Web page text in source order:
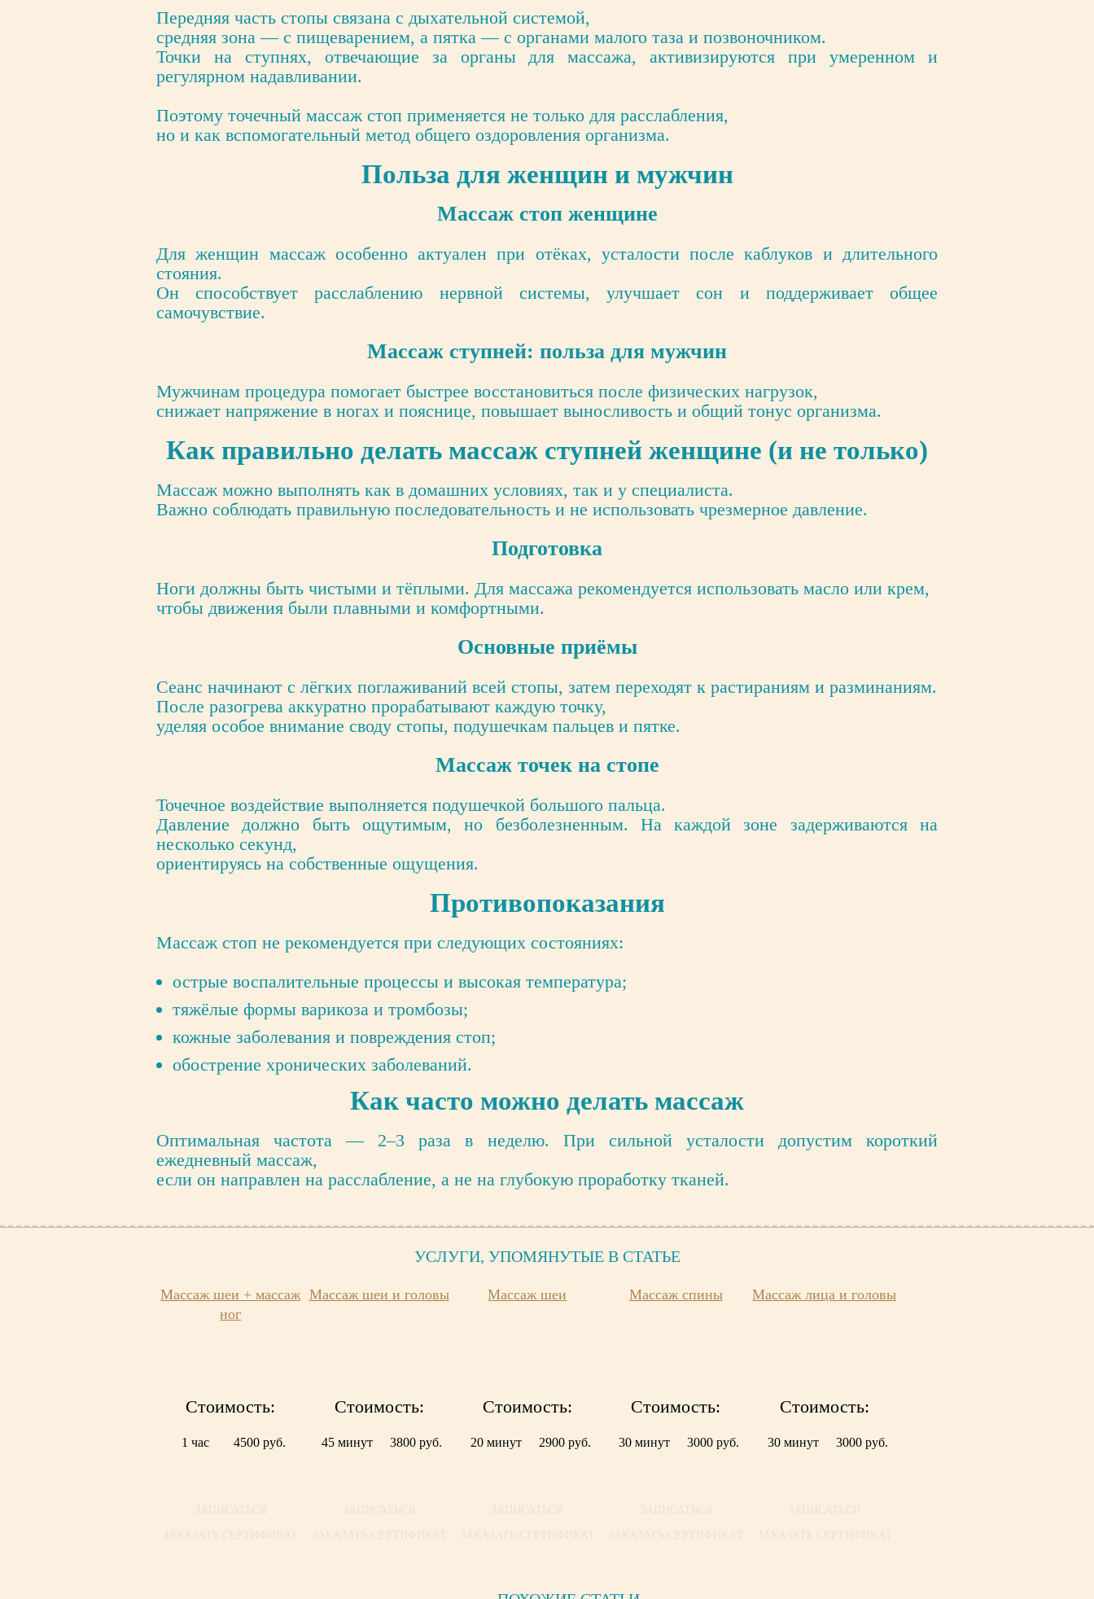
Передняя часть стопы связана с дыхательной системой,
средняя зона — с пищеварением, а пятка — с органами малого таза и позвоночником.
Точки на ступнях, отвечающие за органы для массажа, активизируются при умеренном и
регулярном надавливании.
Поэтому точечный массаж стоп применяется не только для расслабления,
но и как вспомогательный метод общего оздоровления организма.
Польза для женщин и мужчин
Массаж стоп женщине
Для женщин массаж особенно актуален при отёках, усталости после каблуков и длительного
стояния.
Он способствует расслаблению нервной системы, улучшает сон и поддерживает общее
самочувствие.
Массаж ступней: польза для мужчин
Мужчинам процедура помогает быстрее восстановиться после физических нагрузок,
снижает напряжение в ногах и пояснице, повышает выносливость и общий тонус организма.
Как правильно делать массаж ступней женщине (и не только)
Массаж можно выполнять как в домашних условиях, так и у специалиста.
Важно соблюдать правильную последовательность и не использовать чрезмерное давление.
Подготовка
Ноги должны быть чистыми и тёплыми. Для массажа рекомендуется использовать масло или крем,
чтобы движения были плавными и комфортными.
Основные приёмы
Сеанс начинают с лёгких поглаживаний всей стопы, затем переходят к растираниям и разминаниям.
После разогрева аккуратно прорабатывают каждую точку,
уделяя особое внимание своду стопы, подушечкам пальцев и пятке.
Массаж точек на стопе
Точечное воздействие выполняется подушечкой большого пальца.
Давление должно быть ощутимым, но безболезненным. На каждой зоне задерживаются на
несколько секунд,
ориентируясь на собственные ощущения.
Противопоказания
Массаж стоп не рекомендуется при следующих состояниях:
острые воспалительные процессы и высокая температура;
тяжёлые формы варикоза и тромбозы;
кожные заболевания и повреждения стоп;
обострение хронических заболеваний.
Как часто можно делать массаж
Оптимальная частота — 2–3 раза в неделю. При сильной усталости допустим короткий
ежедневный массаж,
если он направлен на расслабление, а не на глубокую проработку тканей.
УСЛУГИ, УПОМЯНУТЫЕ В СТАТЬЕ
Массаж шеи + массаж
ног
Стоимость:
1 час 4500 руб.
ЗАПИСАТЬСЯ
ЗАКАЗАТЬ СЕРТИФИКАТ
Массаж шеи и головы
Стоимость:
45 минут 3800 руб.
ЗАПИСАТЬСЯ
ЗАКАЗАТЬ СЕРТИФИКАТ
Массаж шеи
Стоимость:
20 минут 2900 руб.
ЗАПИСАТЬСЯ
ЗАКАЗАТЬ СЕРТИФИКАТ
Массаж спины
Стоимость:
30 минут 3000 руб.
ЗАПИСАТЬСЯ
ЗАКАЗАТЬ СЕРТИФИКАТ
Массаж лица и головы
Стоимость:
30 минут 3000 руб.
ЗАПИСАТЬСЯ
ЗАКАЗАТЬ СЕРТИФИКАТ